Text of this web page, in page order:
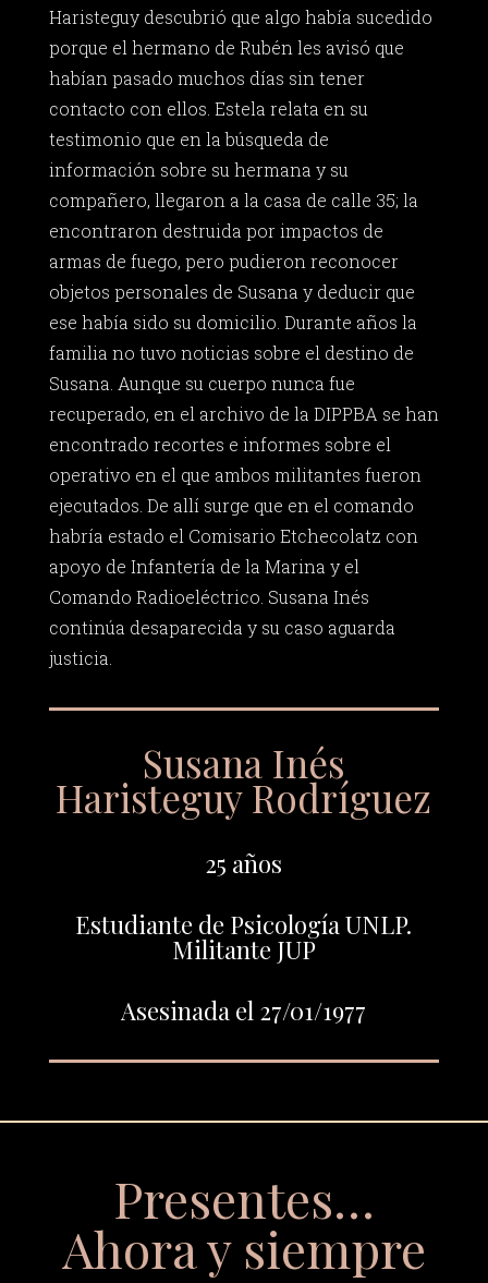
Haristeguy descubrió que algo había sucedido
porque el hermano de Rubén les avisó que
habían pasado muchos días sin tener
contacto con ellos. Estela relata en su
testimonio que en la búsqueda de
información sobre su hermana y su
compañero, llegaron a la casa de calle 35; la
encontraron destruida por impactos de
armas de fuego, pero pudieron reconocer
objetos personales de Susana y deducir que
ese había sido su domicilio. Durante años la
familia no tuvo noticias sobre el destino de
Susana. Aunque su cuerpo nunca fue
recuperado, en el archivo de la DIPPBA se han
encontrado recortes e informes sobre el
operativo en el que ambos militantes fueron
ejecutados. De allí surge que en el comando
habría estado el Comisario Etchecolatz con
apoyo de Infantería de la Marina y el
Comando Radioeléctrico. Susana Inés
continúa desaparecida y su caso aguarda
justicia.
Susana Inés
Haristeguy Rodríguez
25 años
Estudiante de Psicología UNLP.
Militante JUP
Asesinada el 27/01/1977
Presentes…
Ahora y siempre